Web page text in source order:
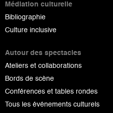
Médiation culturelle
Bibliographie
Culture inclusive
Autour des spectacles
Ateliers et collaborations
Bords de scène
Conférences et tables rondes
Tous les événements culturels